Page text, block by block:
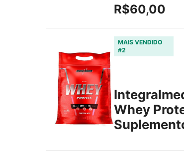
R$60,00
MAIS VENDIDO
#2
Whey